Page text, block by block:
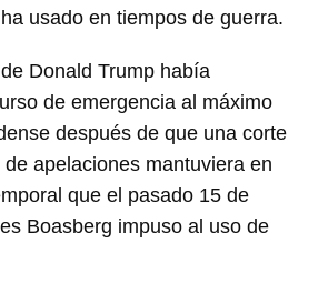
usado en tiempos de guerra.
Donald Trump había
de emergencia al máximo
después de que una corte
apelaciones mantuviera en
que el pasado 15 de
Boasberg impuso al uso de